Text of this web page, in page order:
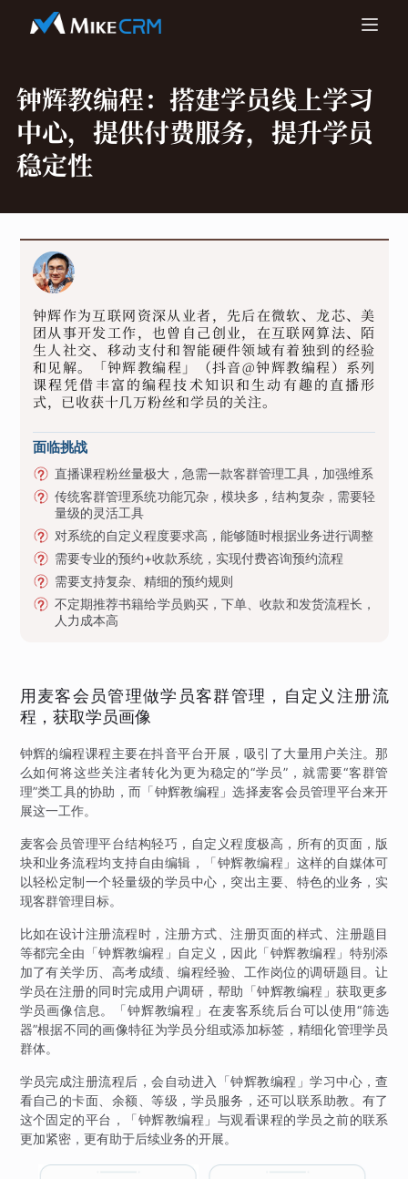
钟辉教编程： 搭建学员线上学习
中心，提供付费服务，提升学员
稳定性
钟辉作为互联网资深从业者，先后在微软、龙芯、美
团从事开发工作，也曾自己创业，在互联网算法、陌
生人社交、移动支付和智能硬件领域有着独到的经验
和见解。「钟辉教编程」（抖音@钟辉教编程）系列
课程凭借丰富的编程技术知识和生动有趣的直播形
式，已收获十几万粉丝和学员的关注。
面临挑战
直播课程粉丝量极大，急需一款客群管理工具，加强维系
传统客群管理系统功能冗杂，模块多，结构复杂，需要轻
量级的灵活工具
对系统的自定义程度要求高，能够随时根据业务进行调整
需要专业的预约+收款系统，实现付费咨询预约流程
需要支持复杂、精细的预约规则
不定期推荐书籍给学员购买，下单、收款和发货流程长，
人力成本高
用麦客会员管理做学员客群管理，自定义注册流
程，获取学员画像
钟辉的编程课程主要在抖音平台开展，吸引了大量用户关注。那
么如何将这些关注者转化为更为稳定的“学员”，就需要“客群管
理”类工具的协助，而「钟辉教编程」选择麦客会员管理平台来开
展这一工作。
麦客会员管理平台结构轻巧，自定义程度极高，所有的页面，版
块和业务流程均支持自由编辑，「钟辉教编程」这样的自媒体可
以轻松定制一个轻量级的学员中心，突出主要、特色的业务，实
现客群管理目标。
比如在设计注册流程时，注册方式、注册页面的样式、注册题目
等都完全由「钟辉教编程」自定义，因此「钟辉教编程」特别添
加了有关学历、高考成绩、编程经验、工作岗位的调研题目。让
学员在注册的同时完成用户调研，帮助「钟辉教编程」获取更多
学员画像信息。「钟辉教编程」在麦客系统后台可以使用“筛选
器”根据不同的画像特征为学员分组或添加标签，精细化管理学员
群体。
学员完成注册流程后，会自动进入「钟辉教编程」学习中心，查
看自己的卡面、余额、等级，学员服务，还可以联系助教。有了
这个固定的平台，「钟辉教编程」与观看课程的学员之前的联系
更加紧密，更有助于后续业务的开展。